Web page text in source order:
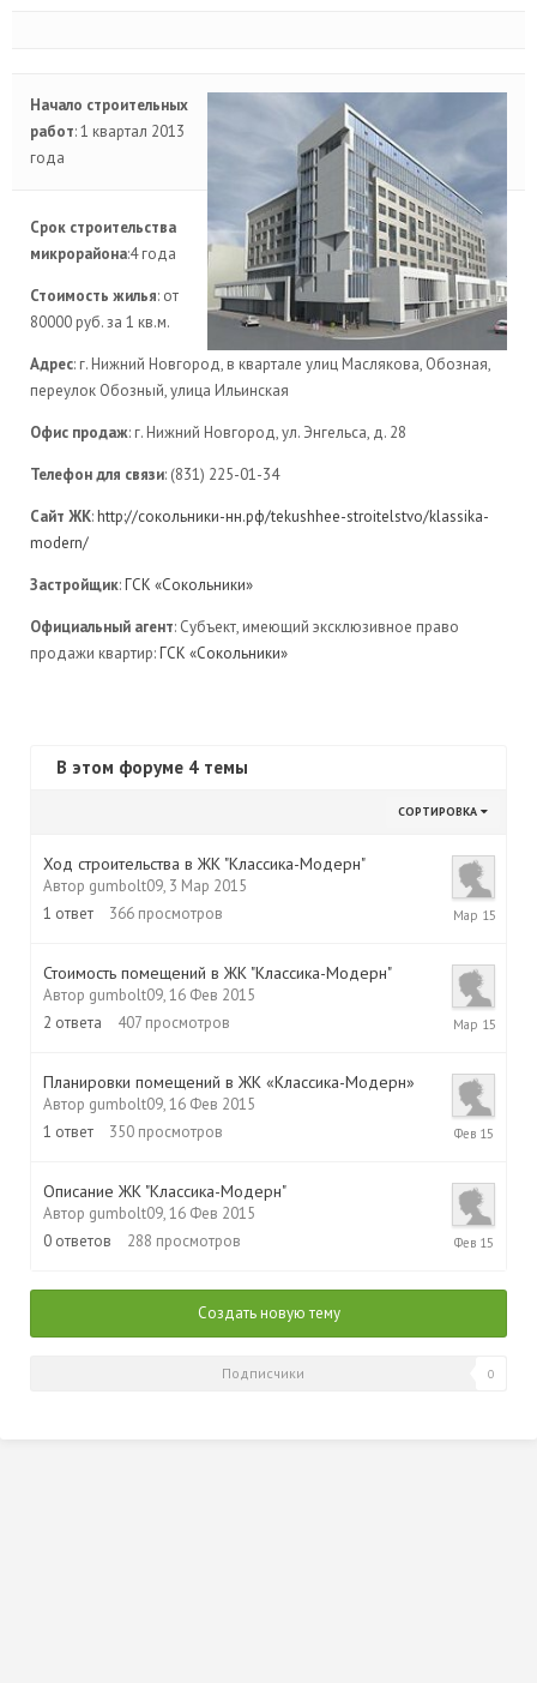
Начало строительных
работ: 1 квартал 2013
года
Срок строительства
микрорайона:4 года
Стоимость жилья: от
80000 руб. за 1 кв.м.
Адрес: г. Нижний Новгород, в квартале улиц Маслякова, Обозная,
переулок Обозный, улица Ильинская
Офис продаж: г. Нижний Новгород, ул. Энгельса, д. 28
Телефон для связи: (831) 225-01-34
Сайт ЖК:http://сокольники-нн.рф/tekushhee-stroitelstvo/klassika-
modern/
Застройщик:ГСК «Сокольники»
Официальный агент: Субъект, имеющий эксклюзивное право
продажи квартир:ГСК «Сокольники»
В этом форуме 4 темы
СОРТИРОВКА
Ход строительства в ЖК "Классика-Модерн"
Автор gumbolt09, 3 Мар 2015
1 ответ 366 просмотров
3
Мар
Стоимость помещений в ЖК "Классика-Модерн"
Автор gumbolt09,16 Фев 2015
2 ответа 407 просмотров
3
Мар
Планировки помещений в ЖК «Классика-Модерн»
Автор gumbolt09,16 Фев 2015
1 ответ 350 просмотров
16
Описание ЖК "Классика-Модерн"
Автор gumbolt09,16 Фев 2015
0 ответов 288 просмотров
16
Создать новую тему
Подписчики 0